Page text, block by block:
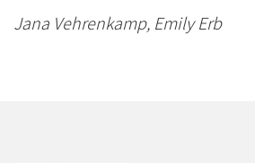
Jana Vehrenkamp, Emily Erb